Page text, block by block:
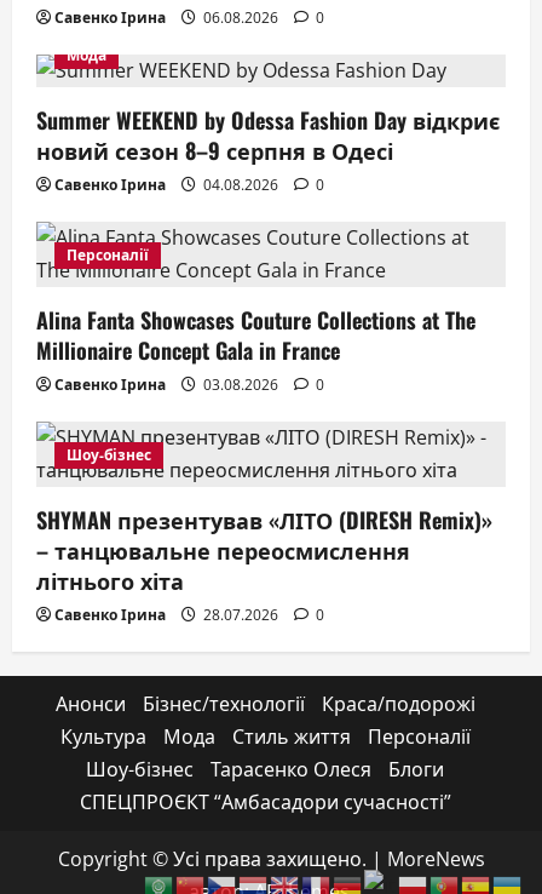
Савенко Ірина 06.08.2026
0
Мода
Summer WEEKEND by Odessa Fashion Day відкриє
новий сезон 8–9 серпня в Одесі
Савенко Ірина 04.08.2026 0
Персоналії
Alina Fanta Showcases Couture Collections at The
Millionaire Concept Gala in France
Савенко Ірина 03.08.2026 0
Шоу-бізнес
SHYMAN презентував «ЛІТО (DIRESH Remix)»
– танцювальне переосмислення
літнього хіта
Савенко Ірина 28.07.2026 0
Анонси Бізнес/технології
Краса/подорожі
Культура
Мода Стиль життя
Персоналії
Шоу-бізнес
Тарасенко Олеся
Блоги
СПЕЦПРОЄКТ “Амбасадори сучасності”
Copyright © Усі права захищено. | MoreNews